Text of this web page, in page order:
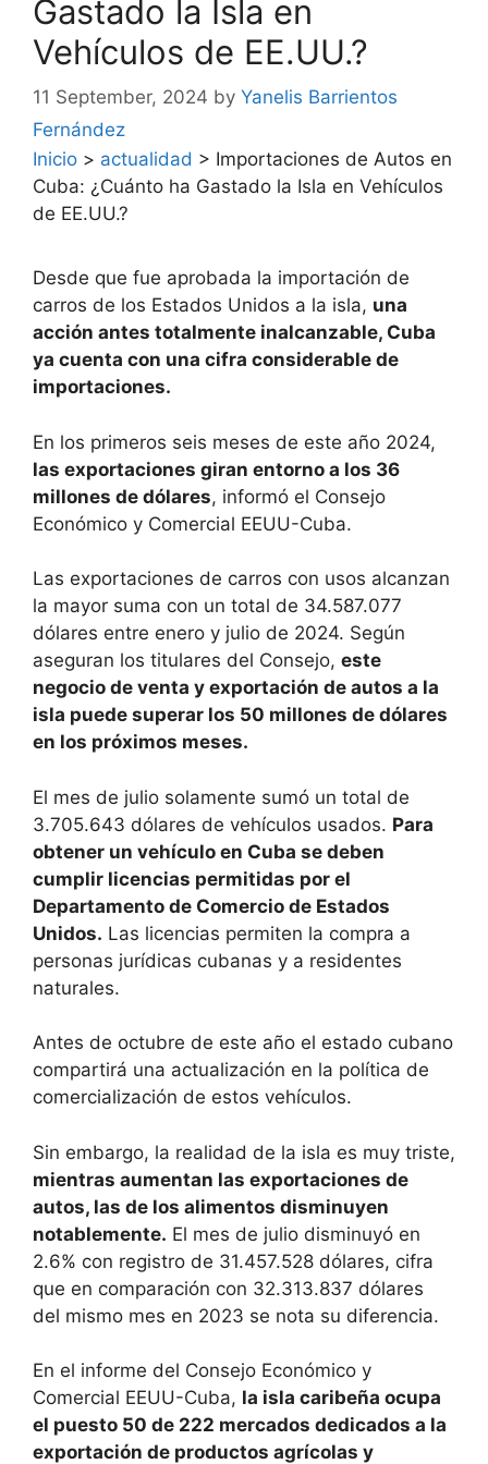
Gastado la Isla en
Vehículos de EE.UU.?
11 September, 2024 by Yanelis Barrientos
Fernández
Inicio > actualidad > Importaciones de Autos en
Cuba: ¿Cuánto ha Gastado la Isla en Vehículos
de EE.UU.?
Desde que fue aprobada la importación de
carros de los Estados Unidos a la isla, una
acción antes totalmente inalcanzable, Cuba
ya cuenta con una cifra considerable de
importaciones.
En los primeros seis meses de este año 2024,
las exportaciones giran entorno a los 36
millones de dólares, informó el Consejo
Económico y Comercial EEUU-Cuba.
Las exportaciones de carros con usos alcanzan
la mayor suma con un total de 34.587.077
dólares entre enero y julio de 2024. Según
aseguran los titulares del Consejo, este
negocio de venta y exportación de autos a la
isla puede superar los 50 millones de dólares
en los próximos meses.
El mes de julio solamente sumó un total de
3.705.643 dólares de vehículos usados. Para
obtener un vehículo en Cuba se deben
cumplir licencias permitidas por el
Departamento de Comercio de Estados
Unidos. Las licencias permiten la compra a
personas jurídicas cubanas y a residentes
naturales.
Antes de octubre de este año el estado cubano
compartirá una actualización en la política de
comercialización de estos vehículos.
Sin embargo, la realidad de la isla es muy triste,
mientras aumentan las exportaciones de
autos, las de los alimentos disminuyen
notablemente. El mes de julio disminuyó en
2.6% con registro de 31.457.528 dólares, cifra
que en comparación con 32.313.837 dólares
del mismo mes en 2023 se nota su diferencia.
En el informe del Consejo Económico y
Comercial EEUU-Cuba, la isla caribeña ocupa
el puesto 50 de 222 mercados dedicados a la
exportación de productos agrícolas y